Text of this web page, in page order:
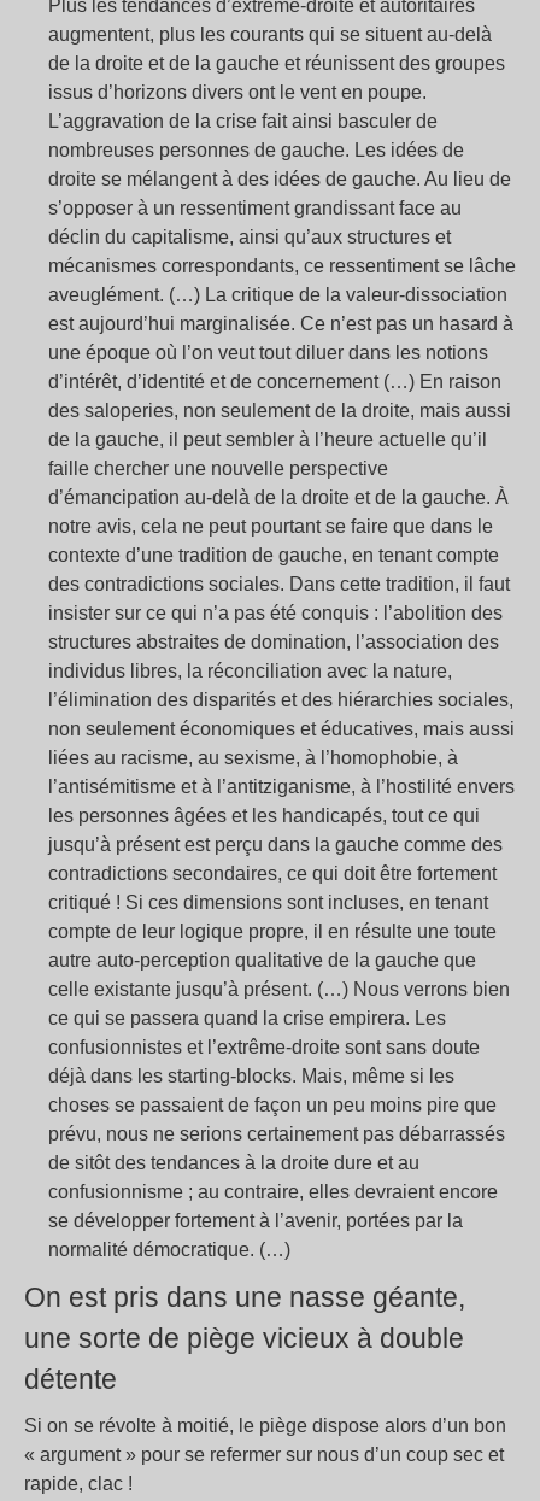
Plus les tendances d’extrême-droite et autoritaires
augmentent, plus les courants qui se situent au-delà
de la droite et de la gauche et réunissent des groupes
issus d’horizons divers ont le vent en poupe.
L’aggravation de la crise fait ainsi basculer de
nombreuses personnes de gauche. Les idées de
droite se mélangent à des idées de gauche. Au lieu de
s’opposer à un ressentiment grandissant face au
déclin du capitalisme, ainsi qu’aux structures et
mécanismes correspondants, ce ressentiment se lâche
aveuglément. (…) La critique de la valeur-dissociation
est aujourd’hui marginalisée. Ce n’est pas un hasard à
une époque où l’on veut tout diluer dans les notions
d’intérêt, d’identité et de concernement (…) En raison
des saloperies, non seulement de la droite, mais aussi
de la gauche, il peut sembler à l’heure actuelle qu’il
faille chercher une nouvelle perspective
d’émancipation au-delà de la droite et de la gauche. À
notre avis, cela ne peut pourtant se faire que dans le
contexte d’une tradition de gauche, en tenant compte
des contradictions sociales. Dans cette tradition, il faut
insister sur ce qui n’a pas été conquis : l’abolition des
structures abstraites de domination, l’association des
individus libres, la réconciliation avec la nature,
l’élimination des disparités et des hiérarchies sociales,
non seulement économiques et éducatives, mais aussi
liées au racisme, au sexisme, à l’homophobie, à
l’antisémitisme et à l’antitziganisme, à l’hostilité envers
les personnes âgées et les handicapés, tout ce qui
jusqu’à présent est perçu dans la gauche comme des
contradictions secondaires, ce qui doit être fortement
critiqué ! Si ces dimensions sont incluses, en tenant
compte de leur logique propre, il en résulte une toute
autre auto-perception qualitative de la gauche que
celle existante jusqu’à présent. (…) Nous verrons bien
ce qui se passera quand la crise empirera. Les
confusionnistes et l’extrême-droite sont sans doute
déjà dans les starting-blocks. Mais, même si les
choses se passaient de façon un peu moins pire que
prévu, nous ne serions certainement pas débarrassés
de sitôt des tendances à la droite dure et au
confusionnisme ; au contraire, elles devraient encore
se développer fortement à l’avenir, portées par la
normalité démocratique. (…)
On est pris dans une nasse géante,
une sorte de piège vicieux à double
détente
Si on se révolte à moitié, le piège dispose alors d’un bon
« argument » pour se refermer sur nous d’un coup sec et
rapide, clac !